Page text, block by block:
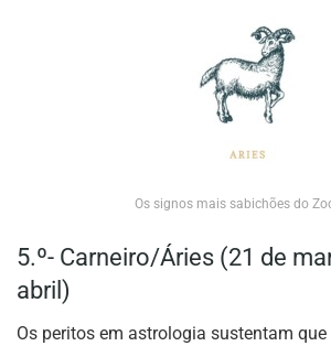
Os signos mais sabichões do
5.º- Carneiro/Áries (21 de
abril)
Os peritos em astrologia sustentam